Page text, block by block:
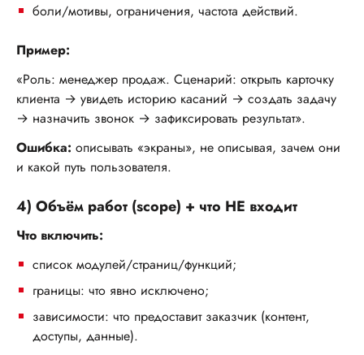
боли/мотивы, ограничения, частота действий.
Пример:
«Роль: менеджер продаж. Сценарий: открыть карточку
клиента → увидеть историю касаний → создать задачу
→ назначить звонок → зафиксировать результат».
Ошибка: описывать «экраны», не описывая, зачем они
и какой путь пользователя.
4) Объём работ (scope) + что НЕ входит
Что включить:
список модулей/страниц/функций;
границы: что явно исключено;
зависимости: что предоставит заказчик (контент,
доступы, данные).